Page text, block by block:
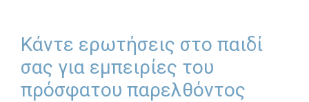
Κάντε ερωτήσεις στο παιδί
σας για εμπειρίες του
πρόσφατου παρελθόντος